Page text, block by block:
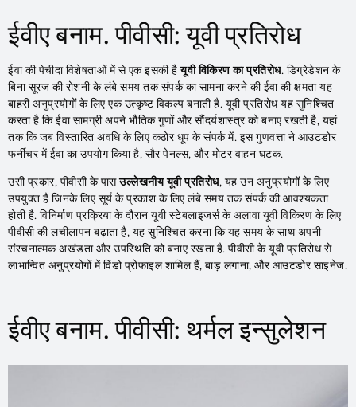
ईवीए बनाम. पीवीसी: यूवी प्रतिरोध
ईवा की पेचीदा विशेषताओं में से एक इसकी हैयूवी विकिरण का प्रतिरोध. डिग्रेडेशन के
बिना सूरज की रोशनी के लंबे समय तक संपर्क का सामना करने की ईवा की क्षमता यह
बाहरी अनुप्रयोगों के लिए एक उत्कृष्ट विकल्प बनाती है. यूवी प्रतिरोध यह सुनिश्चित
करता है कि ईवा सामग्री अपने भौतिक गुणों और सौंदर्यशास्त्र को बनाए रखती है, यहां
तक ​​कि जब विस्तारित अवधि के लिए कठोर धूप के संपर्क में. इस गुणवत्ता ने आउटडोर
फर्नीचर में ईवा का उपयोग किया है, सौर पेनल्स, और मोटर वाहन घटक.
उसी प्रकार, पीवीसी के पासउल्लेखनीय यूवी प्रतिरोध, यह उन अनुप्रयोगों के लिए
उपयुक्त है जिनके लिए सूर्य के प्रकाश के लिए लंबे समय तक संपर्क की आवश्यकता
होती है. विनिर्माण प्रक्रिया के दौरान यूवी स्टेबलाइजर्स के अलावा यूवी विकिरण के लिए
पीवीसी की लचीलापन बढ़ाता है, यह सुनिश्चित करना कि यह समय के साथ अपनी
संरचनात्मक अखंडता और उपस्थिति को बनाए रखता है. पीवीसी के यूवी प्रतिरोध से
लाभान्वित अनुप्रयोगों में विंडो प्रोफाइल शामिल हैं, बाड़ लगाना, और आउटडोर साइनेज.
ईवीए बनाम. पीवीसी: थर्मल इन्सुलेशन